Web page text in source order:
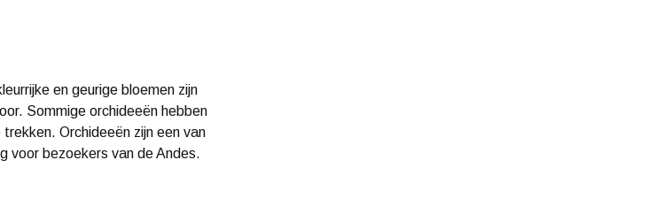
en geurige bloemen zijn
Sommige orchideeën hebben
Orchideeën zijn een van
voor bezoekers van de Andes.